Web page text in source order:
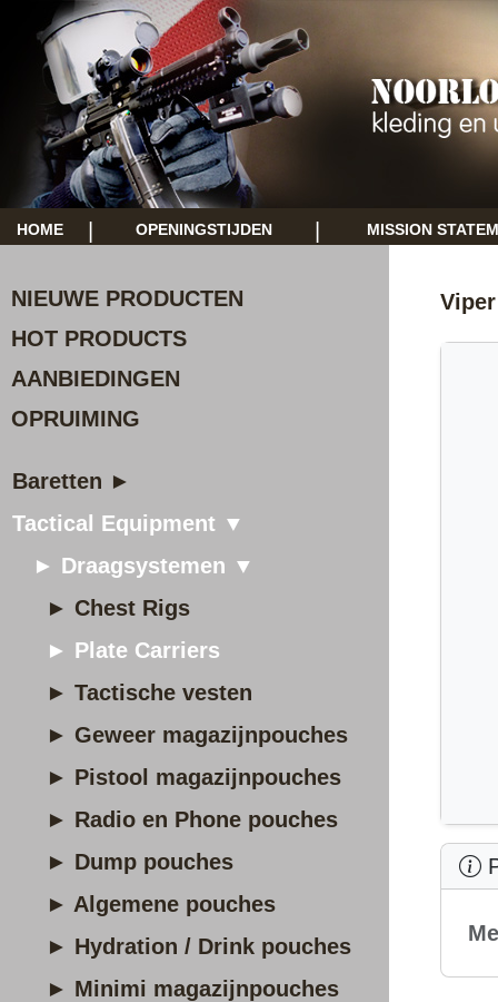
HOME OPENINGSTIJDEN MISSION
NIEUWE PRODUCTEN
HOT PRODUCTS
AANBIEDINGEN
OPRUIMING
Baretten ►
Tactical Equipment ▼
► Draagsystemen ▼
► Chest Rigs
► Plate Carriers
► Tactische vesten
► Geweer magazijnpouches
► Pistool magazijnpouches
► Radio en Phone pouches
► Dump pouches
► Algemene pouches
► Hydration / Drink pouches
► Minimi magazijnpouches